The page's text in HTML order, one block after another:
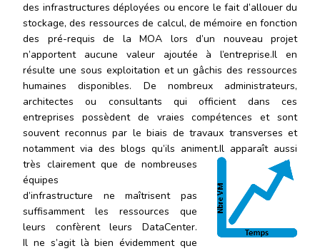
des infrastructures déployées ou encore le fait d’allouer du
stockage, des ressources de calcul, de mémoire en fonction
des pré-requis de la MOA lors d’un nouveau projet
n’apportent aucune valeur ajoutée à l’entreprise.Il en
résulte une sous exploitation et un gâchis des ressources
humaines disponibles. De nombreux administrateurs,
architectes ou consultants qui officient dans ces
entreprises possèdent de vraies compétences et sont
souvent reconnus par le biais de travaux transverses et
notamment via des blogs qu’ils animent.Il apparaît aussi
très clairement que de nombreuses
équipes
d’infrastructure ne maîtrisent pas
suffisamment les ressources que
leurs confèrent leurs DataCenter.
Il ne s’agit là bien évidemment que